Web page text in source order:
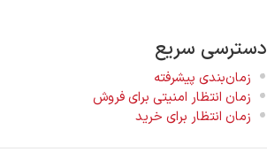
دسترسی سریع
زمان‌بندی پیشرفته
زمان انتظار امنیتی برای فروش
زمان انتظار برای خرید